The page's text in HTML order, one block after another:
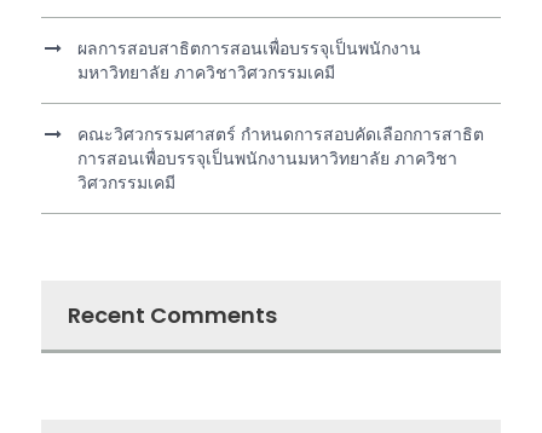
ผลการสอบสาธิตการสอนเพื่อบรรจุเป็นพนักงาน
มหาวิทยาลัย ภาควิชาวิศวกรรมเคมี
คณะวิศวกรรมศาสตร์ กำหนดการสอบคัดเลือกการสาธิต
การสอนเพื่อบรรจุเป็นพนักงานมหาวิทยาลัย ภาควิชา
วิศวกรรมเคมี
Recent Comments